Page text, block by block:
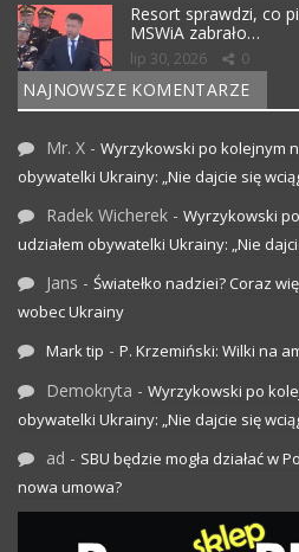
Resort sprawdzi, co
MSWiA zabrało…
lip 30, 2026 0
NAJNOWSZE KOMENTARZE
Mr. X - Wyrzykowski po kolejnym
obywatelki Ukrainy: „Nie dajcie się
Radek Wicherek - Wyrzykowski
udziałem obywatelki Ukrainy: „Nie
Jans - Światełko nadziei? Coraz
wobec Ukrainy
Mark tip - P. Krzemiński: Wilki na
Demokryta - Wyrzykowski po
obywatelki Ukrainy: „Nie dajcie się
ad - SBU będzie mogła działać w
nowa umowa?